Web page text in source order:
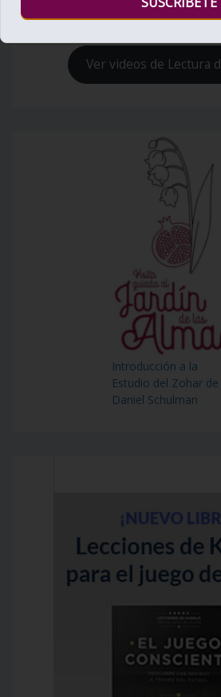
Ver videos de Lectura
Introducción a la
Estudio del Zohar de
Daniel Schulman